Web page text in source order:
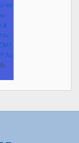
es
à
tu
Tu